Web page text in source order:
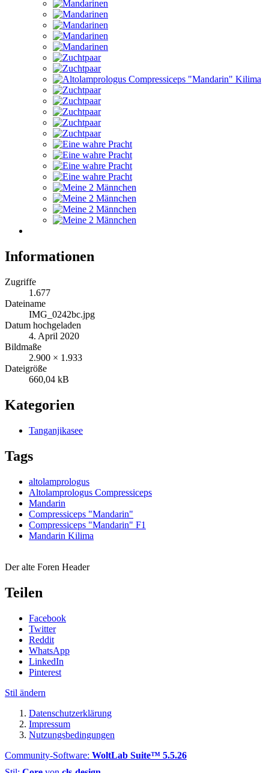
Informationen
Zugriffe
1.677
Dateiname
IMG_0242bc.jpg
Datum hochgeladen
4. April 2020
Bildmaße
2.900 × 1.933
Dateigröße
660,04 kB
Kategorien
Tanganjikasee
Tags
altolamprologus
Altolamprologus Compressiceps
Mandarin
Compressiceps "Mandarin"
Compressiceps "Mandarin" F1
Mandarin Kilima
Der alte Foren Header
Teilen
Facebook
Twitter
Reddit
WhatsApp
LinkedIn
Pinterest
Stil ändern
Datenschutzerklärung
Impressum
Nutzungsbedingungen
Community-Software: WoltLab Suite™ 5.5.26